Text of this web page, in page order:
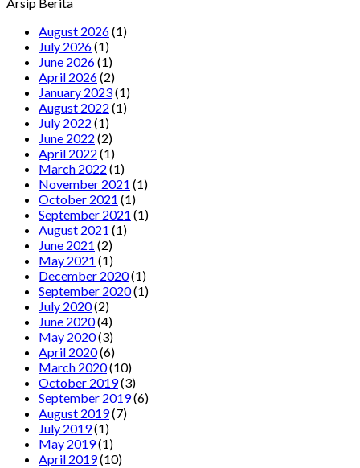
August 2026(1)
July 2026(1)
June 2026(1)
April 2026(2)
January 2023(1)
August 2022 (1)
July 2022 (1)
June 2022 (2)
April 2022 (1)
March 2022 (1)
November 2021 (1)
October 2021 (1)
September 2021 (1)
August 2021 (1)
June 2021 (2)
May 2021 (1)
December 2020(1)
September 2020(1)
July 2020(2)
June 2020(4)
May 2020(3)
April 2020(6)
March 2020(10)
October 2019(3)
September 2019(6)
August 2019(7)
July 2019(1)
May 2019(1)
April 2019(10)